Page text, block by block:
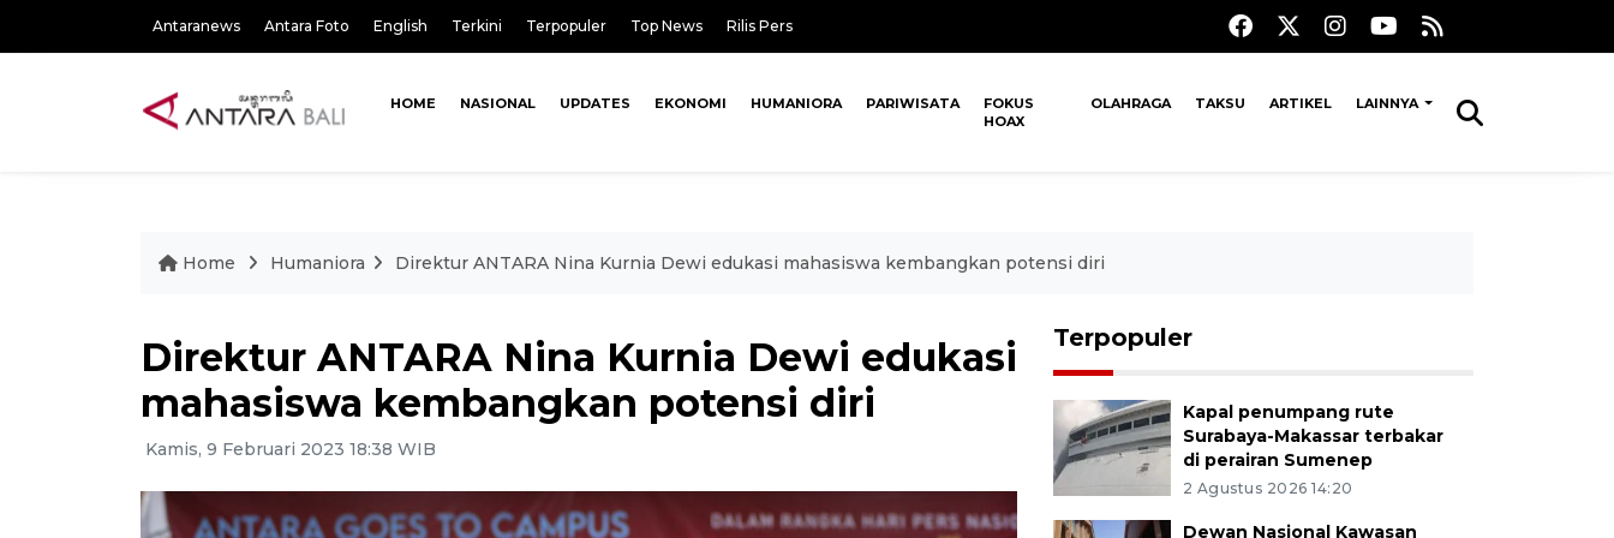
Antaranews Antara Foto English Terkini Terpopuler Top News Rilis Pers
HOME NASIONAL UPDATES EKONOMI HUMANIORA PARIWISATA
FOKUS
HOAX
OLAHRAGA TAKSU ARTIKEL LAINNYA
Home Humaniora Direktur ANTARA Nina Kurnia Dewi edukasi mahasiswa kembangkan potensi diri
Direktur ANTARA Nina Kurnia Dewi edukasi
mahasiswa kembangkan potensi diri
Kamis, 9 Februari 2023 18:38 WIB
Terpopuler
Kapal penumpang rute
Surabaya-Makassar terbakar
di perairan Sumenep
2 Agustus 2026 14:20
Dewan Nasional Kawasan